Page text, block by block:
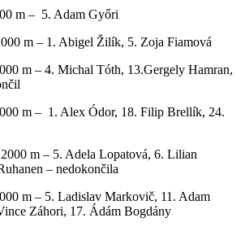
m – 5. Adam Győri
m – 1. Abigel Žilík, 5. Zoja Fiamová
m – 4. Michal Tóth, 13.Gergely Hamran,
m – 1. Alex Ódor, 18. Filip Brellík, 24.
m – 5. Adela Lopatová, 6. Lilian
– nedokončila
m – 5. Ladislav Markovič, 11. Adam
Záhori, 17. Ádám Bogdány